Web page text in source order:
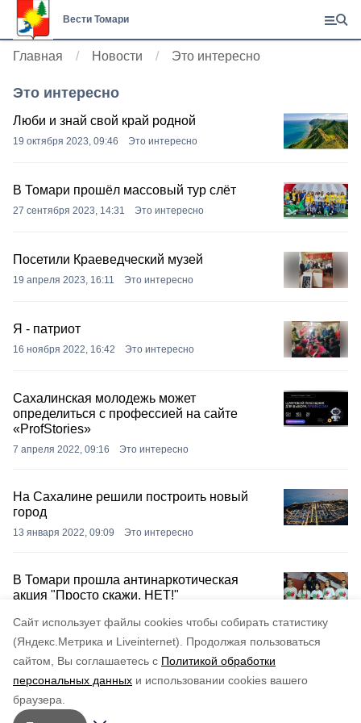
Cайт использует файлы cookies чтобы собирать статистику
(Яндекс.Метрика и Liveinternet).
Продолжая пользоваться
сайтом, Вы соглашаетесь с Политикой обработки
персональных данных и использовании cookies вашего
браузера.
Вести Томари
Главная Новости Это интересно
Это интересно
Люби и знай свой край родной
19 октября 2023, 09:46 Это интересно
В Томари прошёл массовый тур слёт
27 сентября 2023, 14:31 Это интересно
Посетили Краеведческий музей
19 апреля 2023, 16:11 Это интересно
Я - патриот
16 ноября 2022, 16:42 Это интересно
Сахалинская молодежь может
определиться с профессией на сайте
«ProfStories»
7 апреля 2022, 09:16 Это интересно
На Сахалине решили построить новый
город
13 января 2022, 09:09 Это интересно
В Томари прошла антинаркотическая
акция "Просто скажи, НЕТ!"
13 января 2022, 09:09 Это интересно